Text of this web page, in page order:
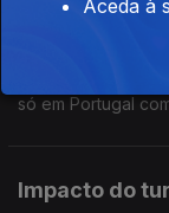
Vinhos
só em Portugal
Impacto do
Aceda à